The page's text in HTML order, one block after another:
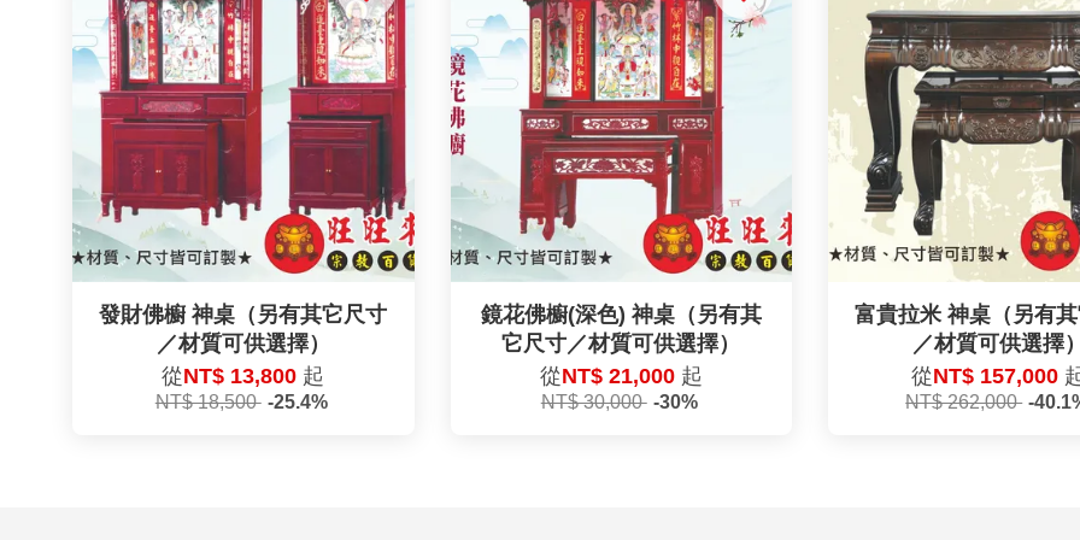
發財佛櫥 神桌（另有其它尺寸
／材質可供選擇）
從NT$ 13,800 起
NT$ 18,500 -25.4%
鏡花佛櫥(深色) 神桌（另有其
它尺寸／材質可供選擇）
從NT$ 21,000 起
NT$ 30,000 -30%
富貴拉米 神桌（另有
／材質可供選擇
從NT$ 157,000
NT$ 262,000 -